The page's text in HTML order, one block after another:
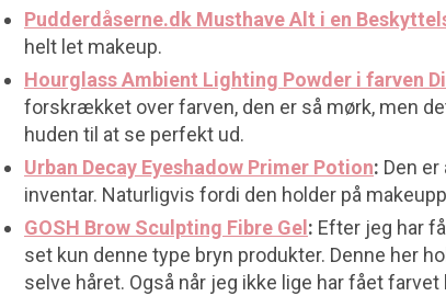
Pudderdåserne.dk Musthave Alt i en
helt let makeup.
Hourglass Ambient Lighting Powder i farven
forskrækket over farven, den er så mørk, men
huden til at se perfekt ud.
Urban Decay Eyeshadow Primer Potion: Den
inventar. Naturligvis fordi den holder på
GOSH Brow Sculpting Fibre Gel : Efter jeg har
set kun denne type bryn produkter. Denne her
selve håret. Også når jeg ikke lige har fået farvet